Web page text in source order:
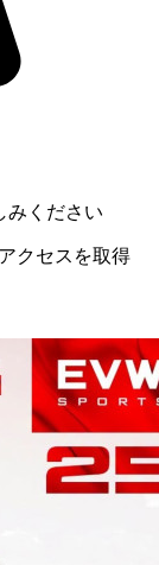
みください
クセスを取得